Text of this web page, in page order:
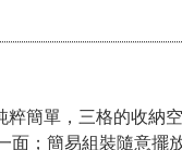
簡單，三格的收納
面；簡易組裝隨意擺